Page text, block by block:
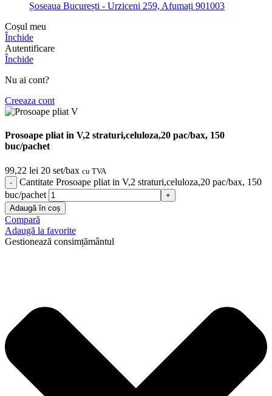
Șoseaua București - Urziceni 259, Afumați 901003
Coșul meu
Închide
Autentificare
Închide
Nu ai cont?
Creeaza cont
Prosoape pliat in V,2 straturi,celuloza,20 pac/bax, 150
buc/pachet
99,22 lei 20 set/bax cu TVA
Cantitate Prosoape pliat in V,2 straturi,celuloza,20 pac/bax, 150
buc/pachet
Adaugă în coș
Compară
Adaugă la favorite
Gestionează consimțământul